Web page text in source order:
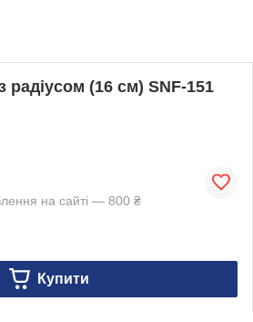
радіусом (16 см) SNF-151
на сайті — 800 ₴
Купити